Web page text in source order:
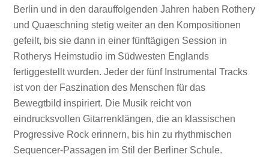
Berlin und in den darauffolgenden Jahren haben Rothery
und Quaeschning stetig weiter an den Kompositionen
gefeilt, bis sie dann in einer fünftägigen Session in
Rotherys Heimstudio im Südwesten Englands
fertiggestellt wurden. Jeder der fünf Instrumental Tracks
ist von der Faszination des Menschen für das
Bewegtbild inspiriert. Die Musik reicht von
eindrucksvollen Gitarrenklängen, die an klassischen
Progressive Rock erinnern, bis hin zu rhythmischen
Sequencer-Passagen im Stil der Berliner Schule.